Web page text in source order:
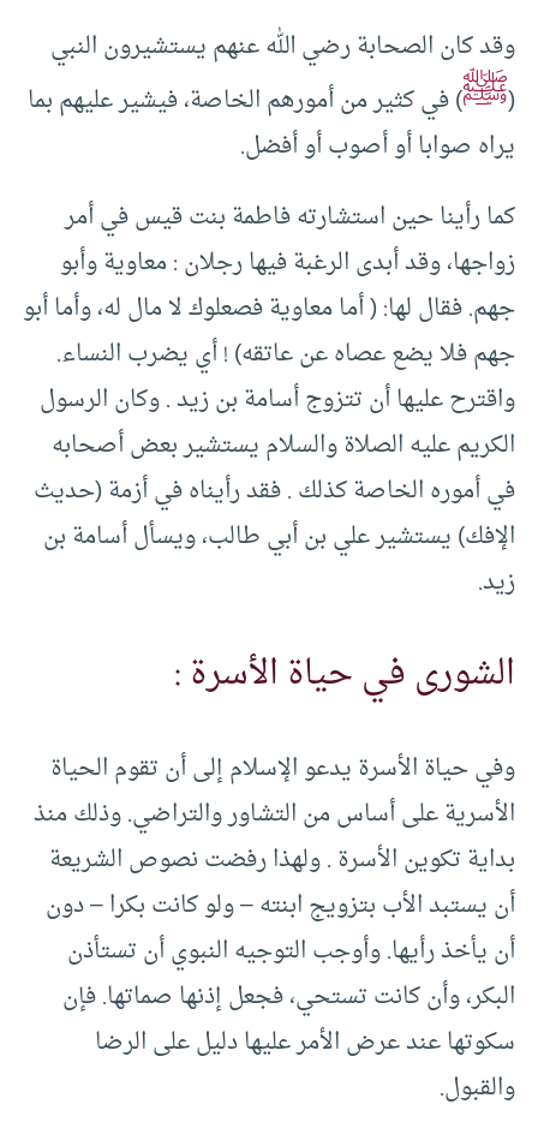
وقد كان الصحابة رضي الله عنهم يستشيرون النبي
(ﷺ) في كثير من أمورهم الخاصة، فيشير عليهم بما
يراه صوابا أو أصوب أو أفضل.
كما رأينا حين استشارته فاطمة بنت قيس في أمر
زواجها، وقد أبدى الرغبة فيها رجلان : معاوية وأبو
جهم. فقال لها: ( أما معاوية فصعلوك لا مال له، وأما أبو
جهم فلا يضع عصاه عن عاتقه) ! أي يضرب النساء.
واقترح عليها أن تتزوج أسامة بن زيد . وكان الرسول
الكريم عليه الصلاة والسلام يستشير بعض أصحابه
في أموره الخاصة كذلك . فقد رأيناه في أزمة (حديث
الإفك) يستشير علي بن أبي طالب، ويسأل أسامة بن
زيد.
الشورى في حياة الأسرة :
وفي حياة الأسرة يدعو الإسلام إلى أن تقوم الحياة
الأسرية على أساس من التشاور والتراضي. وذلك منذ
بداية تكوين الأسرة . ولهذا رفضت نصوص الشريعة
أن يستبد الأب بتزويج ابنته – ولو كانت بكرا – دون
أن يأخذ رأيها. وأوجب التوجيه النبوي أن تستأذن
البكر، وأن كانت تستحي، فجعل إذنها صماتها. فإن
سكوتها عند عرض الأمر عليها دليل على الرضا
والقبول.